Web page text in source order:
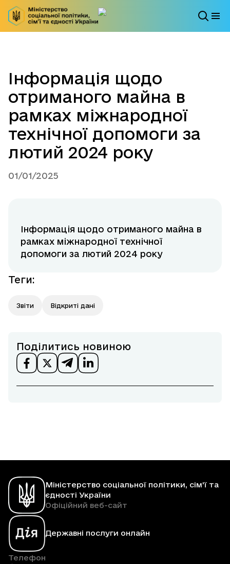
Інформація щодо
отриманого майна в
рамках міжнародної
технічної допомоги за
лютий 2024 року
01/01/2025
Інформація щодо отриманого майна в
рамках міжнародної технічної
допомоги за лютий 2024 року
Теги:
Звіти Відкриті дані
Поділитись новиною
Міністерство соціальної політики, сім'ї та
єдності України
Офіційний веб-сайт
Державні послуги онлайн
Телефон